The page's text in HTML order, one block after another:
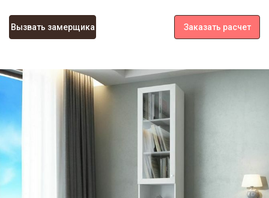
Заказать расчет
Вызвать замерщика